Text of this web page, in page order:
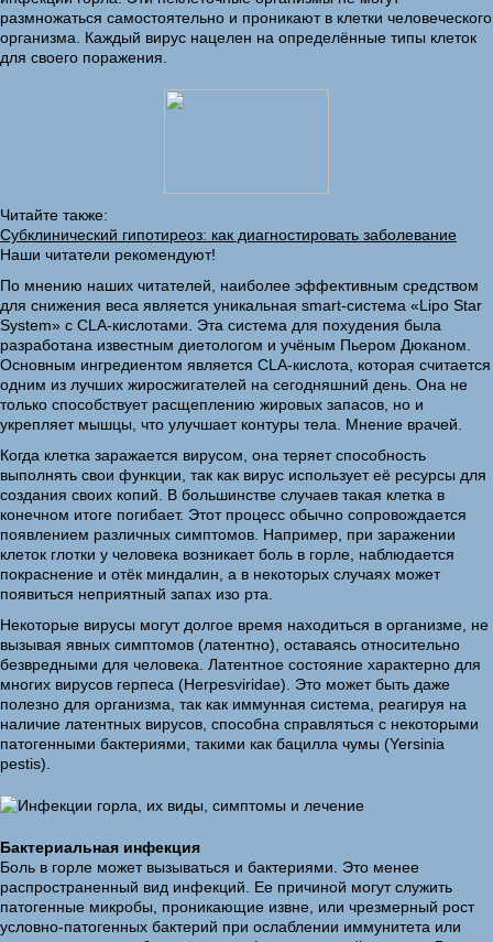
размножаться самостоятельно и проникают в клетки человеческого
организма. Каждый вирус нацелен на определённые типы клеток
для своего поражения.
Читайте также:
Субклинический гипотиреоз: как диагностировать заболевание
Наши читатели рекомендуют!
По мнению наших читателей, наиболее эффективным средством
для снижения веса является уникальная smart-система «Lipo Star
System» с CLA-кислотами. Эта система для похудения была
разработана известным диетологом и учёным Пьером Дюканом.
Основным ингредиентом является CLA-кислота, которая считается
одним из лучших жиросжигателей на сегодняшний день. Она не
только способствует расщеплению жировых запасов, но и
укрепляет мышцы, что улучшает контуры тела. Мнение врачей.
Когда клетка заражается вирусом, она теряет способность
выполнять свои функции, так как вирус использует её ресурсы для
создания своих копий. В большинстве случаев такая клетка в
конечном итоге погибает. Этот процесс обычно сопровождается
появлением различных симптомов. Например, при заражении
клеток глотки у человека возникает боль в горле, наблюдается
покраснение и отёк миндалин, а в некоторых случаях может
появиться неприятный запах изо рта.
Некоторые вирусы могут долгое время находиться в организме, не
вызывая явных симптомов (латентно), оставаясь относительно
безвредными для человека. Латентное состояние характерно для
многих вирусов герпеса (Herpesviridae). Это может быть даже
полезно для организма, так как иммунная система, реагируя на
наличие латентных вирусов, способна справляться с некоторыми
патогенными бактериями, такими как бацилла чумы (Yersinia
pestis).
Бактериальная инфекция
Боль в горле может вызываться и бактериями. Это менее
распространенный вид инфекций. Ее причиной могут служить
патогенные микробы, проникающие извне, или чрезмерный рост
условно-патогенных бактерий при ослаблении иммунитета или